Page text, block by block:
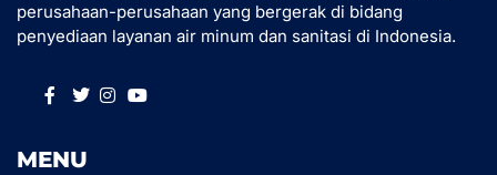
perusahaan-perusahaan yang bergerak di bidang
penyediaan layanan air minum dan sanitasi di Indonesia.
MENU